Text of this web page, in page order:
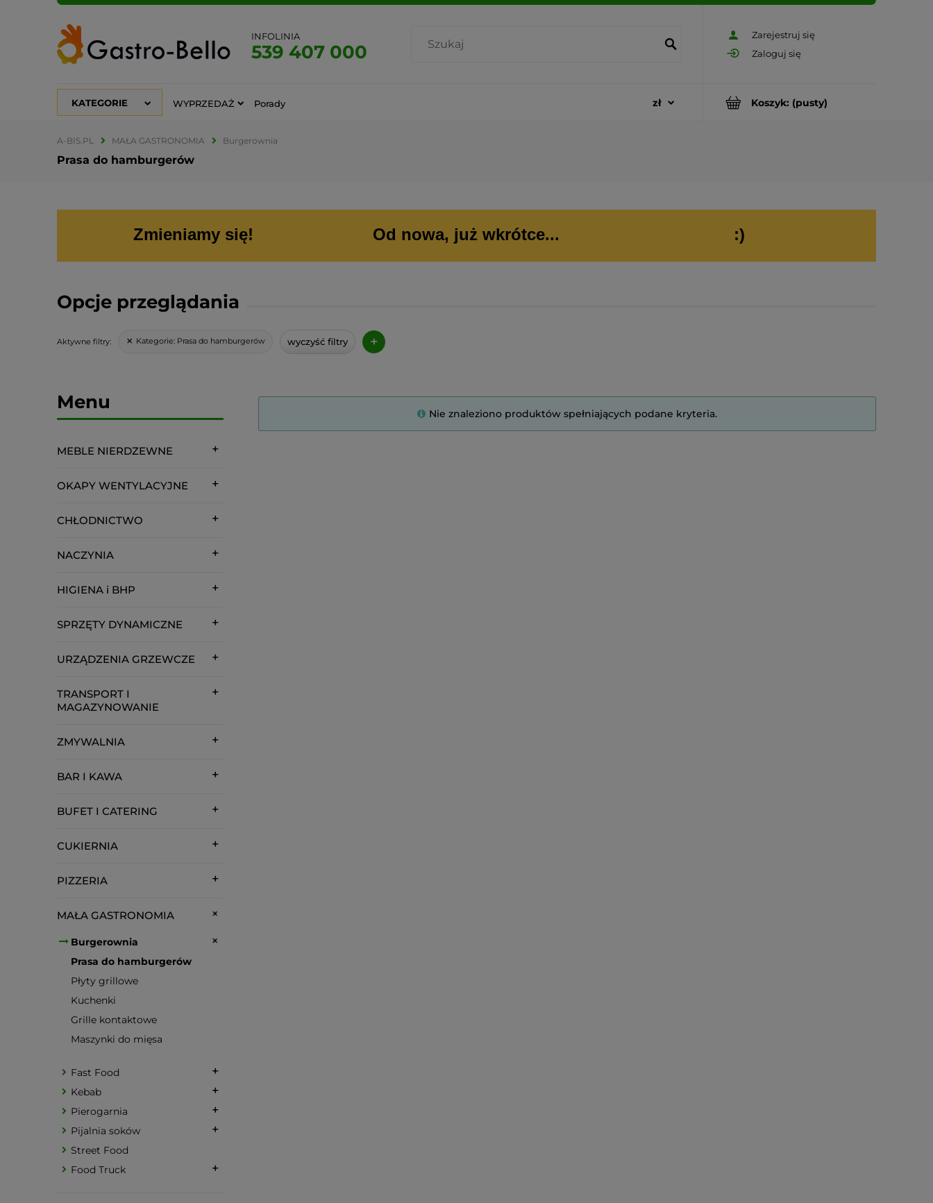
Zarejestruj się
Zaloguj się
INFOLINIA
539 407 000
Koszyk: (pusty)
KATEGORIE WYPRZEDAŻ Porady
A-BIS.PL MAŁA GASTRONOMIA Burgerownia
Prasa do hamburgerów
Zmieniamy się! Od nowa, już wkrótce... :)
Opcje przeglądania
Aktywne filtry: Kategorie: Prasa do hamburgerów wyczyść filtry +
Menu
MEBLE NIERDZEWNE
OKAPY WENTYLACYJNE
CHŁODNICTWO
NACZYNIA
HIGIENA i BHP
SPRZĘTY DYNAMICZNE
URZĄDZENIA GRZEWCZE
TRANSPORT I
MAGAZYNOWANIE
ZMYWALNIA
BAR I KAWA
BUFET I CATERING
CUKIERNIA
PIZZERIA
MAŁA GASTRONOMIA
Burgerownia
Prasa do hamburgerów
Płyty grillowe
Kuchenki
Grille kontaktowe
Maszynki do mięsa
Fast Food
Kebab
Pierogarnia
Pijalnia soków
Street Food
Food Truck
Nie znaleziono produktów spełniających podane kryteria.